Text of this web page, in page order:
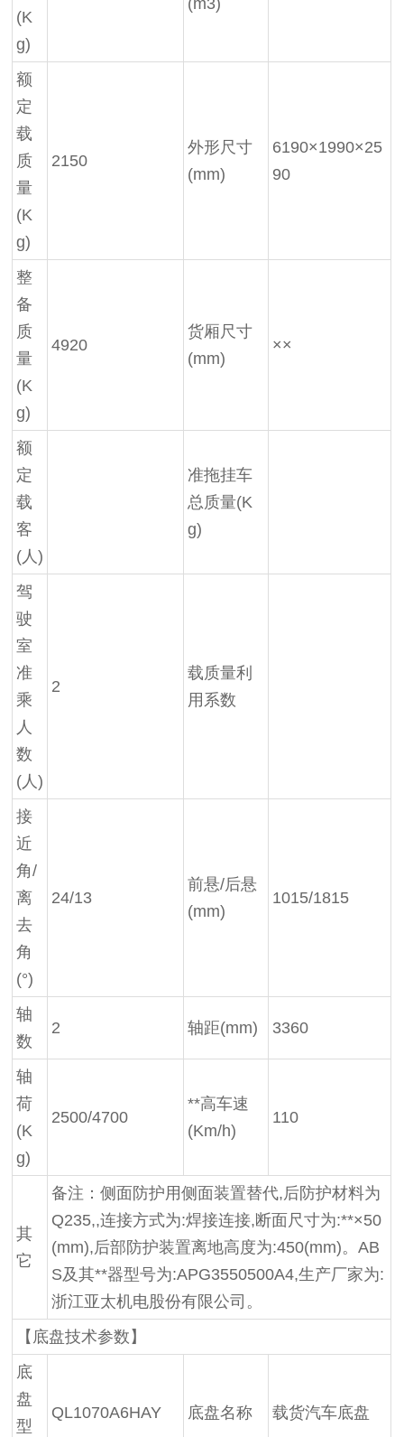
(K
g)
(m3)
额
定
载
质
量
(K
g)
2150
外形尺寸
(mm)
6190×1990×25
90
整
备
质
量
(K
g)
4920
货厢尺寸
(mm)
××
额
定
载
客
(人)
准拖挂车
总质量(K
g)
驾
驶
室
准
乘
人
数
(人)
2
载质量利
用系数
接
近
角/
离
去
角
(°)
24/13
前悬/后悬
(mm)
1015/1815
轴
数
2 轴距(mm) 3360
轴
荷
(K
g)
2500/4700
**高车速
(Km/h)
110
其
它
备注：侧面防护用侧面装置替代,后防护材料为
Q235,,连接方式为:焊接连接,断面尺寸为:**×50
(mm),后部防护装置离地高度为:450(mm)。AB
S及其**器型号为:APG3550500A4,生产厂家为:
浙江亚太机电股份有限公司。
【底盘技术参数】
底
盘
型
QL1070A6HAY 底盘名称 载货汽车底盘